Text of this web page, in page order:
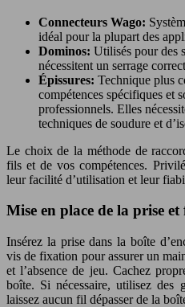
Connecteurs Wago:
idéal pour la plupart des
Dominos: Utilisés pour des
nécessitent un serrage
Épissures: Technique plus
compétences spécifiques et
professionnels. Elles
techniques de soudure et
Le choix de la méthode de
fils et de vos compétences.
leur facilité d’utilisation et leur
Mise en place de la prise
Insérez la prise dans la boîte
vis de fixation pour assurer un
et l’absence de jeu. Cachez
boîte. Si nécessaire, utilisez des
laissez aucun fil dépasser de la